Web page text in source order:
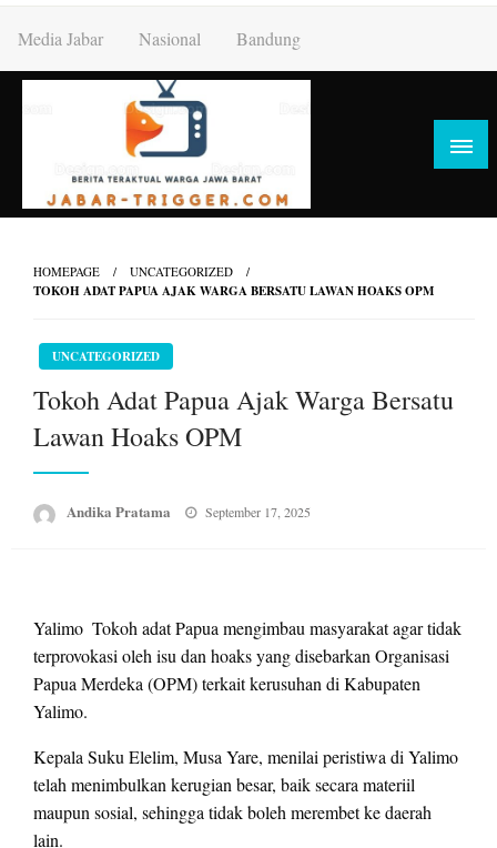
content
Media Jabar Nasional Bandung
HOMEPAGE UNCATEGORIZED
TOKOH ADAT PAPUA AJAK WARGA BERSATU LAWAN HOAKS OPM
UNCATEGORIZED
Tokoh Adat Papua Ajak Warga Bersatu
Lawan Hoaks OPM
Andika Pratama
Posted
September 17, 2025
Yalimo  Tokoh adat Papua mengimbau masyarakat agar tidak
terprovokasi oleh isu dan hoaks yang disebarkan Organisasi
Papua Merdeka (OPM) terkait kerusuhan di Kabupaten
Yalimo.
Kepala Suku Elelim, Musa Yare, menilai peristiwa di Yalimo
telah menimbulkan kerugian besar, baik secara materiil
maupun sosial, sehingga tidak boleh merembet ke daerah
lain.